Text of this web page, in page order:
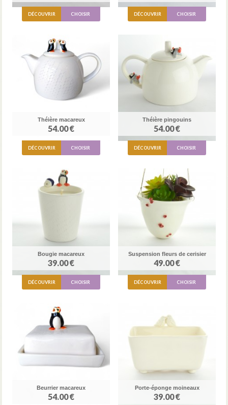
DÉCOUVRIR CHOISIR DÉCOUVRIR CHOISIR
Théière macareux
54.00 €
DÉCOUVRIR CHOISIR
Théière pingouins
54.00 €
DÉCOUVRIR CHOISIR
Bougie macareux
39.00 €
DÉCOUVRIR CHOISIR
Suspension fleurs de cerisier
49.00 €
DÉCOUVRIR CHOISIR
Beurrier macareux
54.00 €
Porte-éponge moineaux
39.00 €